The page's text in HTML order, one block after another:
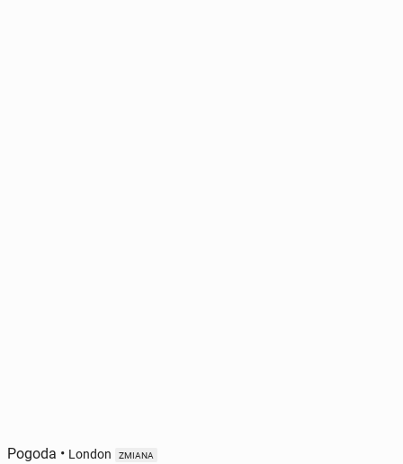
Pogoda • London ZMIANA